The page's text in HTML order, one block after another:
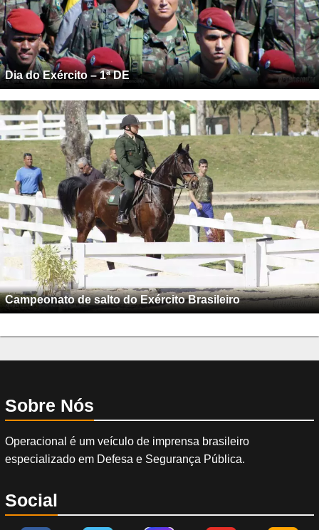
Dia do Exército – 1ª DE
Campeonato de salto do Exército Brasileiro
Sobre Nós
Operacional é um veículo de imprensa brasileiro
especializado em Defesa e Segurança Pública.
Social